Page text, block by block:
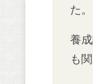
た。
養
も